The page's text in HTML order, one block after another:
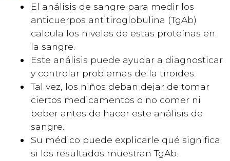
El análisis de sangre para medir los
anticuerpos antitiroglobulina (TgAb)
calcula los niveles de estas proteínas en
la sangre.
Este análisis puede ayudar a diagnosticar
y controlar problemas de la tiroides.
Tal vez, los niños deban dejar de tomar
ciertos medicamentos o no comer ni
beber antes de hacer este análisis de
sangre.
Su médico puede explicarle qué significa
si los resultados muestran TgAb.